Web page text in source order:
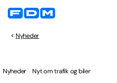
Nyheder
Nyheder Nyt om trafik og biler